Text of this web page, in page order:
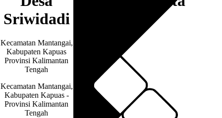
Sriwidadi
Kecamatan Mantangai,
Kabupaten Kapuas
Provinsi Kalimantan
Tengah
Kecamatan Mantangai,
Kabupaten Kapuas -
Provinsi Kalimantan
Tengah